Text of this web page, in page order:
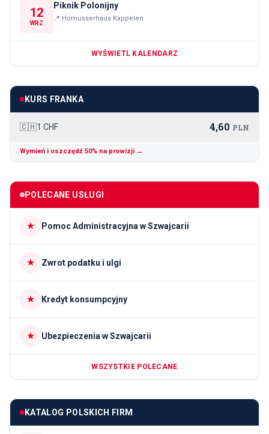
12
WRZ
Piknik Polonijny
📍 Hornusserhaus Kappelen
WYŚWIETL KALENDARZ
KURS FRANKA
🇨🇭1 CHF 4,60 PLN
Wymień i oszczędź 50% na prowizji →
POLECANE USŁUGI
★ Pomoc Administracyjna w Szwajcarii
★ Zwrot podatku i ulgi
★ Kredyt konsumpcyjny
★ Ubezpieczenia w Szwajcarii
WSZYSTKIE POLECANE
KATALOG POLSKICH FIRM